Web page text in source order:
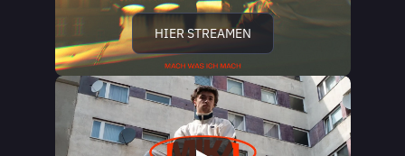
HIER STREAMEN